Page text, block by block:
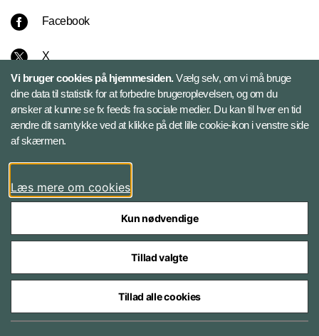
Facebook
X
Instagram
Bluesky
LinkedIn
Styrelser og myndigheder under Forsvarsministeriet
Vi bruger cookies på hjemmesiden.Vælg selv, om vi må bruge
dine data til statistik for at forbedre brugeroplevelsen, og om du
ønsker at kunne se fx feeds fra sociale medier. Du kan til hver en tid
ændre dit samtykke ved at klikke på det lille cookie-ikon i venstre side
af skærmen.
Læs mere om cookies
Kun nødvendige
Tillad valgte
Tillad alle cookies